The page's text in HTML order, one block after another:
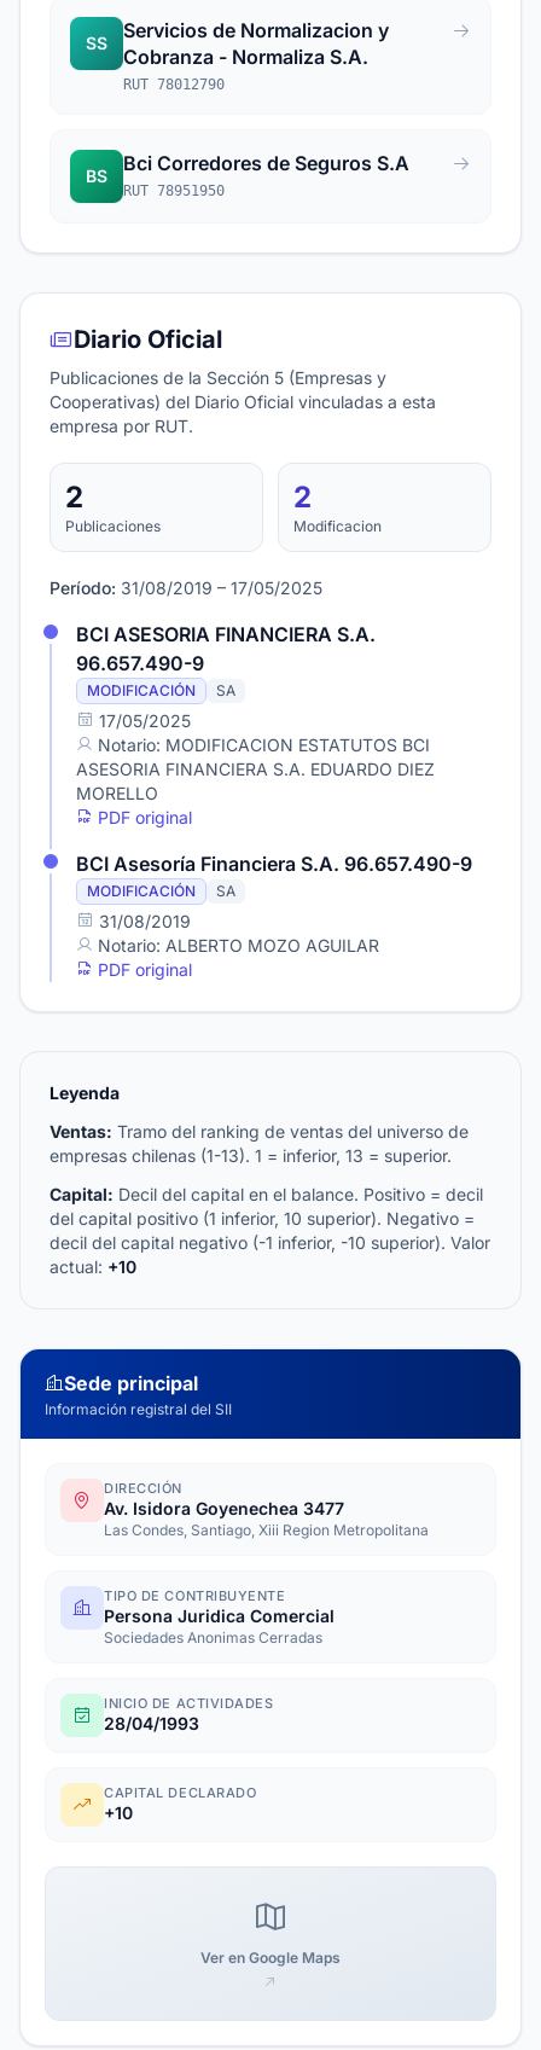
SS
Servicios de Normalizacion y
Cobranza - Normaliza S.A.
RUT 78012790
BS
Bci Corredores de Seguros S.A
RUT 78951950
Diario Oficial
Publicaciones de la Sección 5 (Empresas y
Cooperativas) del Diario Oficial vinculadas a esta
empresa por RUT.
2
Publicaciones
2
Modificacion
Período: 31/08/2019 – 17/05/2025
BCI ASESORIA FINANCIERA S.A.
96.657.490-9
MODIFICACIÓN SA
17/05/2025
Notario: MODIFICACION ESTATUTOS BCI
ASESORIA FINANCIERA S.A. EDUARDO DIEZ
MORELLO
PDF original
BCI Asesoría Financiera S.A. 96.657.490-9
MODIFICACIÓN SA
31/08/2019
Notario: ALBERTO MOZO AGUILAR
PDF original
Leyenda
Ventas: Tramo del ranking de ventas del universo de
empresas chilenas (1-13). 1 = inferior, 13 = superior.
Capital: Decil del capital en el balance. Positivo = decil
del capital positivo (1 inferior, 10 superior). Negativo =
decil del capital negativo (-1 inferior, -10 superior). Valor
actual: +10
Sede principal
Información registral del SII
DIRECCIÓN
Av. Isidora Goyenechea 3477
Las Condes, Santiago, Xiii Region Metropolitana
TIPO DE CONTRIBUYENTE
Persona Juridica Comercial
Sociedades Anonimas Cerradas
INICIO DE ACTIVIDADES
28/04/1993
CAPITAL DECLARADO
+10
Ver en Google Maps